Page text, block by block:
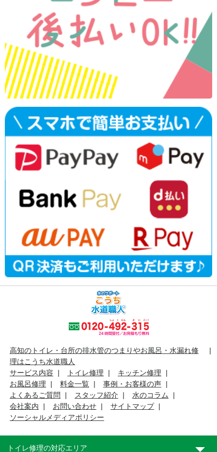
高知のトイレ・台所の排水管のつまりやお風呂・水漏れ修
理はこうち水道職人
サービス内容
トイレ修理
キッチン修理
お風呂修理
料金一覧
事例・お客様の声
よくあるご質問
スタッフ紹介
水のコラム
会社案内
お問い合わせ
サイトマップ
ソーシャルメディアポリシー
トイレ修理の対応エリア